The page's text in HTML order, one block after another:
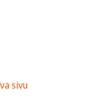
sivu